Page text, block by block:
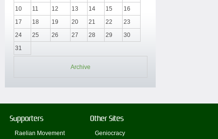
10
11 12 13 14 15
16
17
18 19 20 21 22
23
24
25 26 27 28 29
30
31
Archive
Supporters
Raelian Movement
Other Sites
Geniocracy